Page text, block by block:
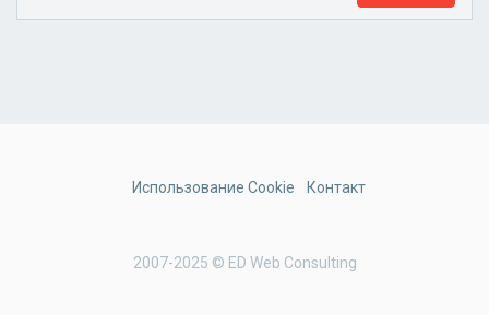
2007-2025 © ED Web Consulting
Использование Cookie Контакт